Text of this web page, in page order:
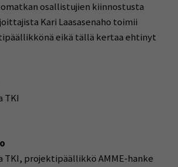
osallistujien kiinnostusta
Kari Laasasenaho toimii
eikä tällä kertaa ehtinyt
TKI
TKI, projektipäällikkö AMME-hanke